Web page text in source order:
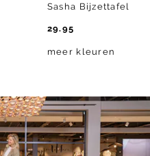
Sasha Bijzettafel
29.95
meer kleuren